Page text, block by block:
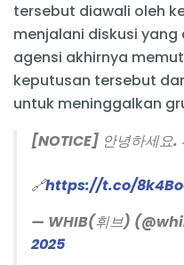
tersebut diawali oleh
menjalani diskusi
agensi akhirnya
keputusan tersebut
untuk meninggalkan
[NOTICE] 안녕하세요.
🔗https://t.co/
— WHIB(휘브)
2025